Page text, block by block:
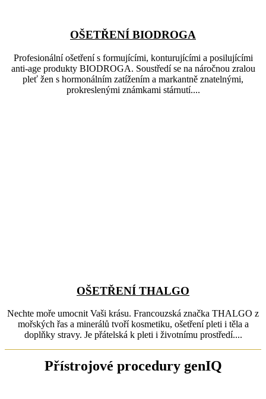
OŠETŘENÍ BIODROGA
Profesionální ošetření s formujícími, konturujícími a posilujícími
anti-age produkty BIODROGA. Soustředí se na náročnou zralou
pleť žen s hormonálním zatížením a markantně znatelnými,
prokreslenými známkami stárnutí....
OŠETŘENÍ THALGO
Nechte moře umocnit Vaši krásu. Francouzská značka THALGO z
mořských řas a minerálů tvoří kosmetiku, ošetření pleti i těla a
doplňky stravy. Je přátelská k pleti i životnímu prostředí....
Přístrojové procedury genIQ